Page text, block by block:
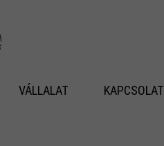
VÁLLALAT KAPCSOLAT